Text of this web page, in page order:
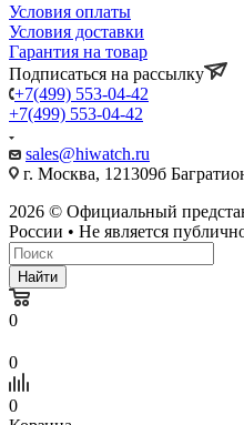
Условия оплаты
Условия доставки
Гарантия на товар
Подписаться на рассылку
+7(499) 553-04-42
+7(499) 553-04-42
sales@hiwatch.ru
г. Москва, 121309б
2026 © Официальный
России • Не является
Найти
0
0
0